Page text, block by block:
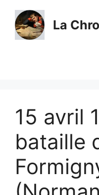
contenu
La
15 avril
bataille